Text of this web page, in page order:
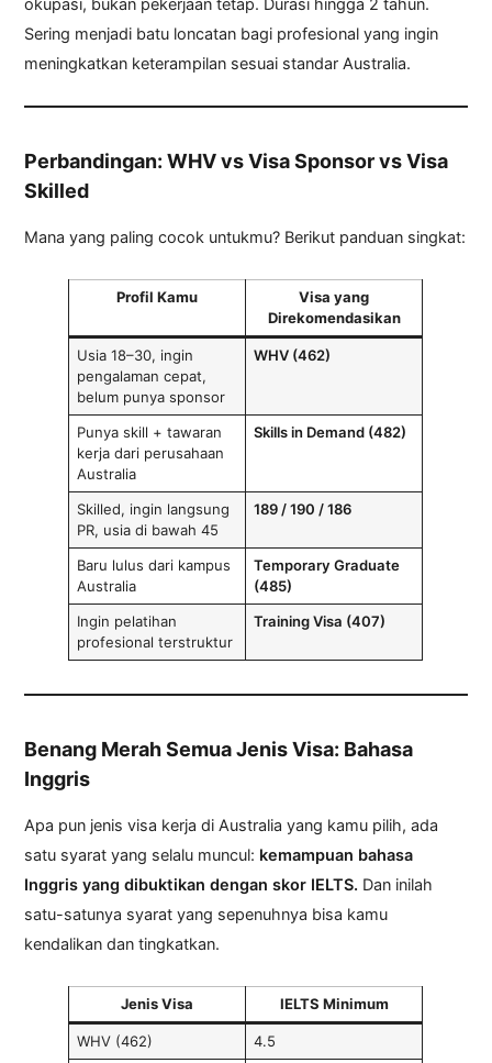
okupasi, bukan pekerjaan tetap. Durasi hingga 2 tahun.
Sering menjadi batu loncatan bagi profesional yang ingin
meningkatkan keterampilan sesuai standar Australia.
Perbandingan: WHV vs Visa Sponsor vs Visa
Skilled
Mana yang paling cocok untukmu? Berikut panduan singkat:
Profil Kamu
Visa yang
Direkomendasikan
Usia 18–30, ingin
pengalaman cepat,
belum punya sponsor
WHV (462)
Punya skill + tawaran
kerja dari perusahaan
Australia
Skills in Demand (482)
Skilled, ingin langsung
PR, usia di bawah 45
189 / 190 / 186
Baru lulus dari kampus
Australia
Temporary Graduate
(485)
Ingin pelatihan
profesional terstruktur
Training Visa (407)
Benang Merah Semua Jenis Visa: Bahasa
Inggris
Apa pun jenis visa kerja di Australia yang kamu pilih, ada
satu syarat yang selalu muncul: kemampuan bahasa
Inggris yang dibuktikan dengan skor IELTS. Dan inilah
satu-satunya syarat yang sepenuhnya bisa kamu
kendalikan dan tingkatkan.
Jenis Visa IELTS Minimum
WHV (462)
4.5